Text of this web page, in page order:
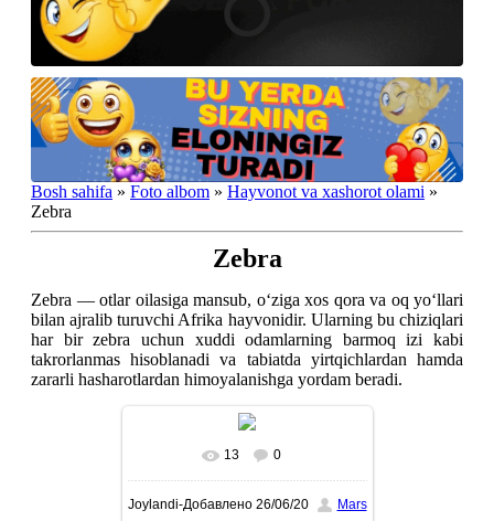
Bosh sahifa » Foto albom » Hayvonot va xashorot olami »
Zebra
Zebra
Zebra — otlar oilasiga mansub, o‘ziga xos qora va oq yo‘llari
bilan ajralib turuvchi Afrika hayvonidir. Ularning bu chiziqlari
har bir zebra uchun xuddi odamlarning barmoq izi kabi
takrorlanmas hisoblanadi va tabiatda yirtqichlardan hamda
zararli hasharotlardan himoyalanishga yordam beradi.
To'liq ko'rish-В реальном
размере 893x1600/ 371.5Kb
13 0
Joylandi-Добавлено26/06/20 Mars